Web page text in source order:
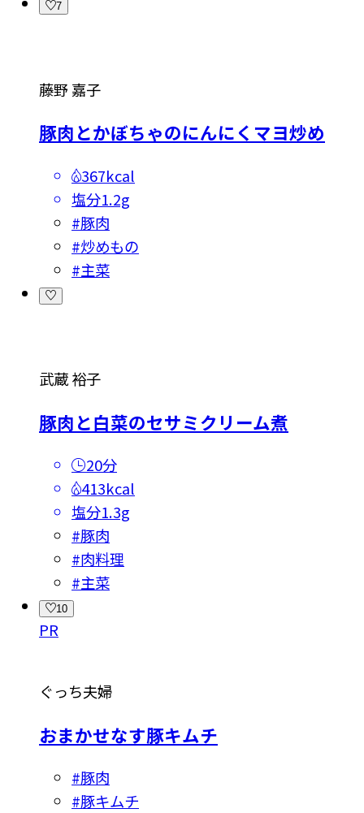
7
藤野 嘉子
豚肉とかぼちゃのにんにくマヨ炒め
367kcal
塩分1.2g
#豚肉
#炒めもの
#主菜
武蔵 裕子
豚肉と白菜のセサミクリーム煮
20分
413kcal
塩分1.3g
#豚肉
#肉料理
#主菜
10
PR
ぐっち夫婦
おまかせなす豚キムチ
#豚肉
#豚キムチ